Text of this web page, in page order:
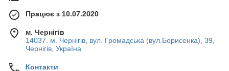
Працює з 10.07.2020
м. Чернігів
14037. м. Чернігів, вул. Громадська (вул.Борисенка), 39,
Чернігів, Україна
Контакти